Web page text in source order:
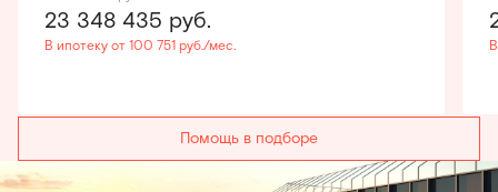
23 348 435 руб.
В ипотеку от 100 751 руб./мес.
Помощь в подборе